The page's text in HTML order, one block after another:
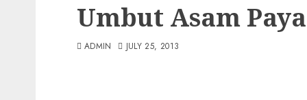
Umbut Asam Paya
ADMIN JULY 25, 2013